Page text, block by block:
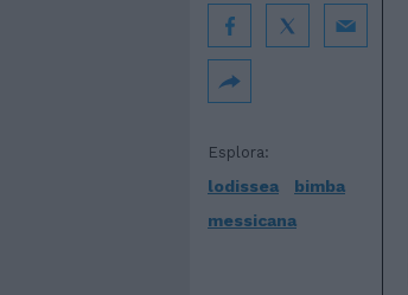
Esplora:
lodissea
bimba
messicana